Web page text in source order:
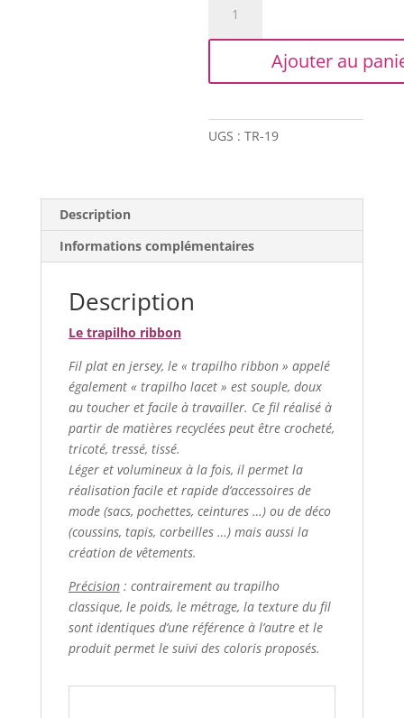
Trapilho
XL
Bordeaux
Ajouter au
UGS :TR-19
Description
Informations complémentaires
Description
Le trapilho ribbon
Fil plat en jersey, le « trapilho ribbon » appelé
également « trapilho lacet » est souple, doux
au toucher et facile à travailler. Ce fil réalisé à
partir de matières recyclées peut être crocheté,
tricoté, tressé, tissé.
Léger et volumineux à la fois, il permet la
réalisation facile et rapide d’accessoires de
mode (sacs, pochettes, ceintures …) ou de déco
(coussins, tapis, corbeilles …) mais aussi la
création de vêtements.
Précision: contrairement au trapilho
classique, le poids, le métrage, la texture du fil
sont identiques d’une référence à l’autre et le
produit permet le suivi des coloris proposés.